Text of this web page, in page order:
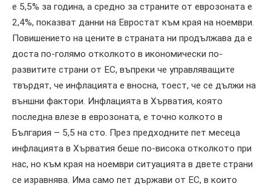
е 5,5% за година, а средно за страните от еврозоната е
2,4%, показват данни на Евростат към края на ноември.
Повишението на цените в страната ни продължава да е
доста по-голямо отколкото в икономически по-
развитите страни от ЕС, въпреки че управляващите
твърдят, че инфлацията е вносна, тоест, че се дължи на
външни фактори. Инфлацията в Хърватия, която
последна влезе в еврозоната, е точно колкото в
България – 5,5 на сто. През предходните пет месеца
инфлацията в Хърватия беше по-висока отколкото при
нас, но към края на ноември ситуацията в двете страни
се изравнява. Има само пет държави от ЕС, в които